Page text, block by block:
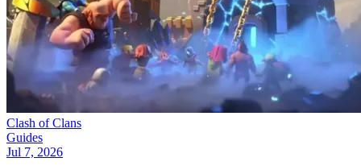
Clash of Clans
Guides
Jul 7, 2026